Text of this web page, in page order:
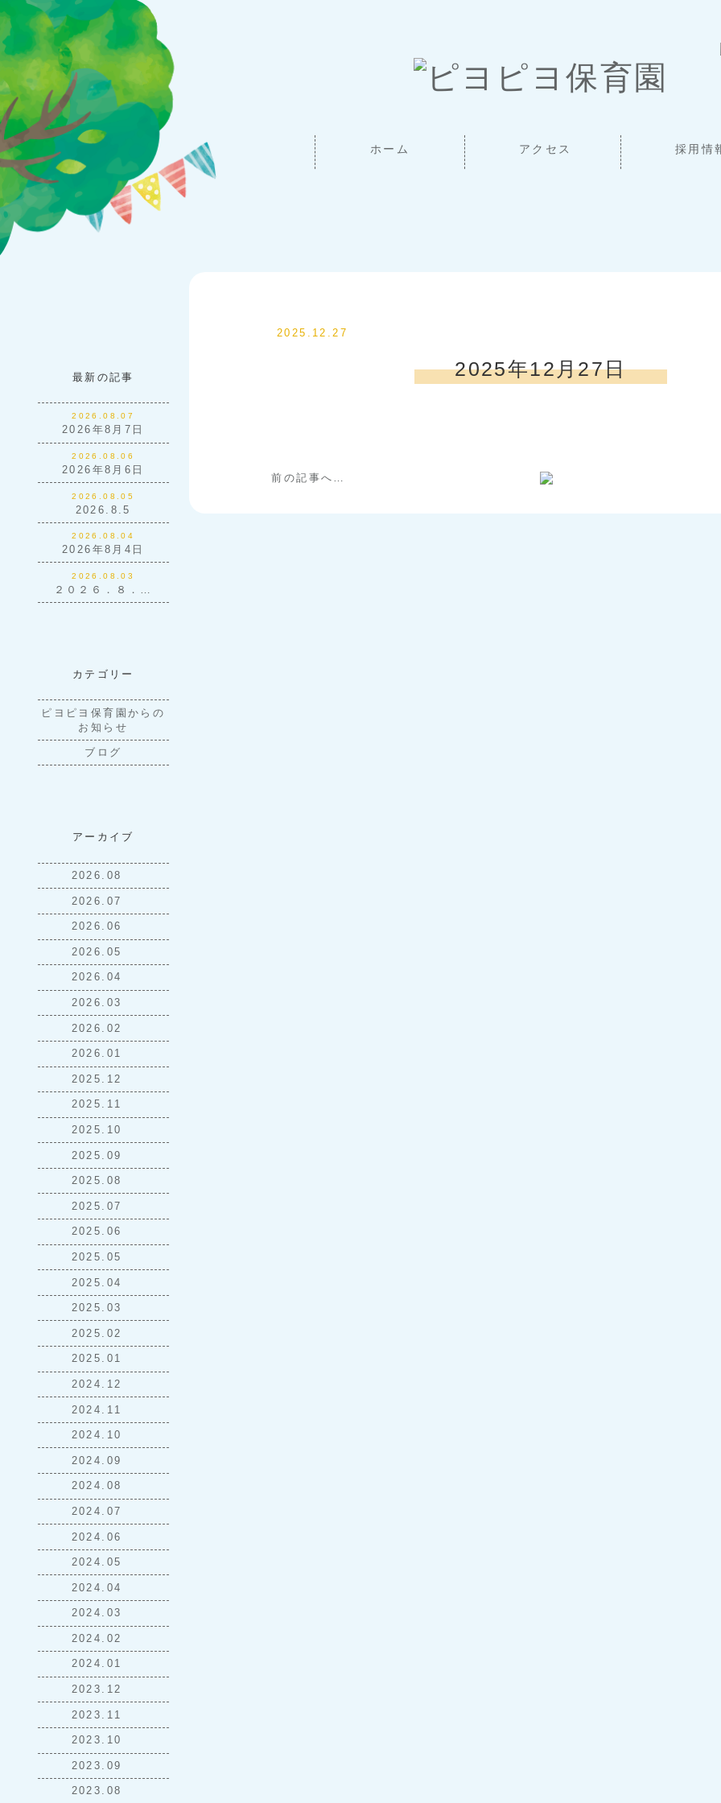
ホーム アクセス 採用情
最新の記事
2026.08.07
2026年8月7日
2026.08.06
2026年8月6日
2026.08.05
2026.8.5
2026.08.04
2026年8月4日
2026.08.03
２０２６．８．…
カテゴリー
ピヨピヨ保育園からの
お知らせ
ブログ
アーカイブ
2026.08
2026.07
2026.06
2026.05
2026.04
2026.03
2026.02
2026.01
2025.12
2025.11
2025.10
2025.09
2025.08
2025.07
2025.06
2025.05
2025.04
2025.03
2025.02
2025.01
2024.12
2024.11
2024.10
2024.09
2024.08
2024.07
2024.06
2024.05
2024.04
2024.03
2024.02
2024.01
2023.12
2023.11
2023.10
2023.09
2023.08
2025.12.27
2025年12月27日
前の記事へ…